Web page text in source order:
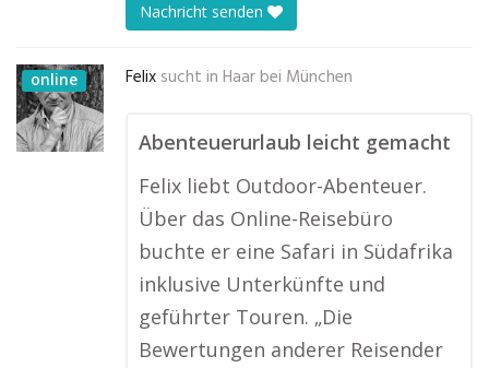
Nachricht senden
online Felix sucht in Haar bei München
Abenteuerurlaub leicht gemacht
Felix liebt Outdoor-Abenteuer.
Über das Online-Reisebüro
buchte er eine Safari in Südafrika
inklusive Unterkünfte und
geführter Touren. „Die
Bewertungen anderer Reisender